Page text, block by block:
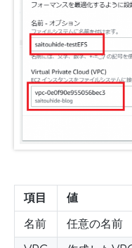
項目 値
名前 任意の名前